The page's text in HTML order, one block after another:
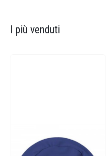
I più venduti